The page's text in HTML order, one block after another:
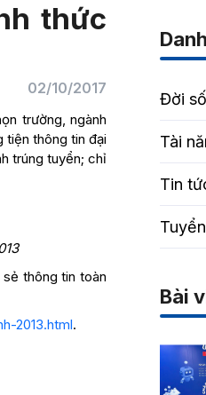
thức
02/10/2017
trường, ngành
thông tin đại
trúng tuyển; chỉ
thông tin toàn
2013.html.
Đời
Tài
Tin
Bài